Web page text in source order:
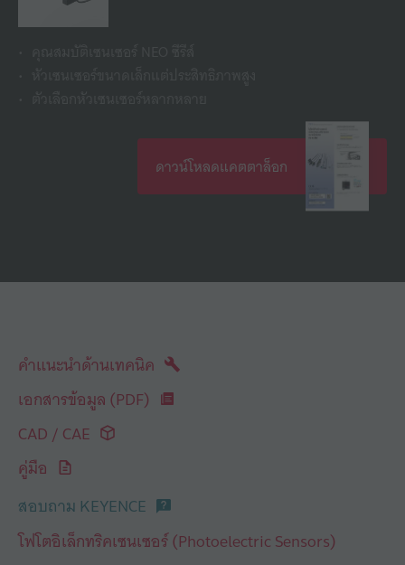
ดาวน์โหลดแคตตาล็อก
คำแนะนำด้านเทคนิค
เอกสารข้อมูล (PDF)
CAD / CAE
คู่มือ
สอบถาม KEYENCE
โฟโตอิเล็กทริคเซนเซอร์ (Photoelectric Sensors)